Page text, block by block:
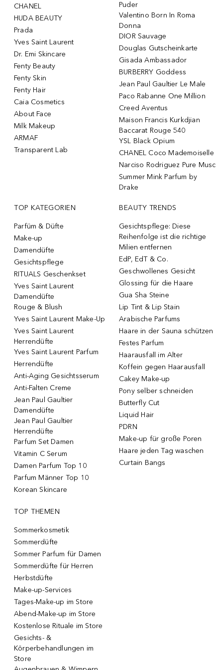
CHANEL
HUDA BEAUTY
Prada
Yves Saint Laurent
Dr. Emi Skincare
Fenty Beauty
Fenty Skin
Fenty Hair
Caia Cosmetics
About Face
Milk Makeup
ARMAF
Transparent Lab
Puder
Valentino Born In Roma
Donna
DIOR Sauvage
Douglas Gutscheinkarte
Gisada Ambassador
BURBERRY Goddess
Jean Paul Gaultier Le Male
Paco Rabanne One Million
Creed Aventus
Maison Francis Kurkdjian
Baccarat Rouge 540
YSL Black Opium
CHANEL Coco Mademoiselle
Narciso Rodriguez Pure Musc
Summer Mink Parfum by
Drake
TOP KATEGORIEN
Parfüm & Düfte
Make-up
Damendüfte
Gesichtspflege
RITUALS Geschenkset
Yves Saint Laurent
Damendüfte
Rouge & Blush
Yves Saint Laurent Make-Up
Yves Saint Laurent
Herrendüfte
Yves Saint Laurent Parfum
Herrendüfte
Anti-Aging Gesichtsserum
Anti-Falten Creme
Jean Paul Gaultier
Damendüfte
Jean Paul Gaultier
Herrendüfte
Parfum Set Damen
Vitamin C Serum
Damen Parfum Top 10
Parfum Männer Top 10
Korean Skincare
BEAUTY TRENDS
Gesichtspflege: Diese
Reihenfolge ist die richtige
Milien entfernen
EdP, EdT & Co.
Geschwollenes Gesicht
Glossing für die Haare
Gua Sha Steine
Lip Tint & Lip Stain
Arabische Parfums
Haare in der Sauna schützen
Festes Parfum
Haarausfall im Alter
Koffein gegen Haarausfall
Cakey Make-up
Pony selber schneiden
Butterfly Cut
Liquid Hair
PDRN
Make-up für große Poren
Haare jeden Tag waschen
Curtain Bangs
TOP THEMEN
Sommerkosmetik
Sommerdüfte
Sommer Parfum für Damen
Sommerdüfte für Herren
Herbstdüfte
Make-up-Services
Tages-Make-up im Store
Abend-Make-up im Store
Kostenlose Rituale im Store
Gesichts- &
Körperbehandlungen im
Store